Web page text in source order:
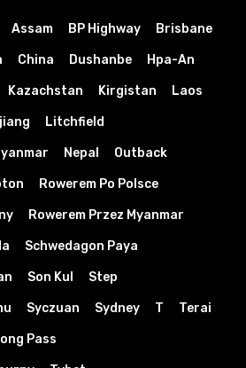
Assam BP Highway Brisbane
China Dushanbe Hpa-An
Kazachstan Kirgistan Laos
Litchfield
Nepal Outback
Rowerem Po Polsce
Rowerem Przez Myanmar
Schwedagon Paya
Son Kul Step
Syczuan Sydney T Terai
Pass